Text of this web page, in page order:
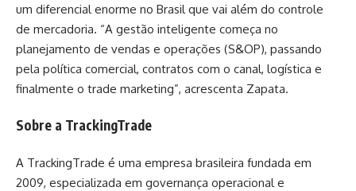
um diferencial enorme no Brasil que vai além do controle
de mercadoria. “A gestão inteligente começa no
planejamento de vendas e operações (S&OP), passando
pela política comercial, contratos com o canal, logística e
finalmente o trade marketing”, acrescenta Zapata.
Sobre a TrackingTrade
A TrackingTrade é uma empresa brasileira fundada em
2009, especializada em governança operacional e